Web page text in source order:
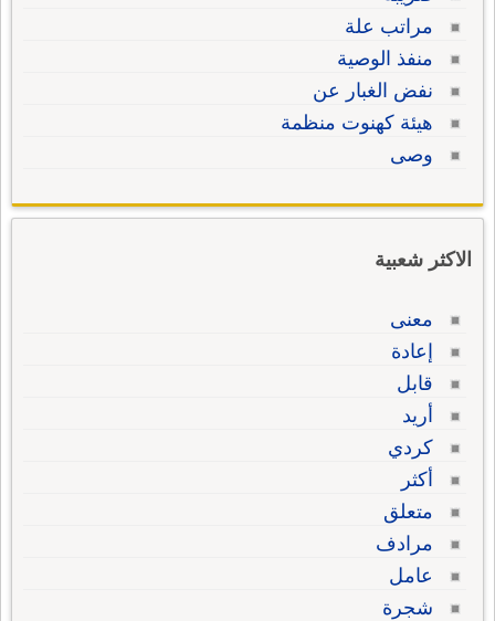
مراتب علة
منفذ الوصية
نفض الغبار عن
هيئة كهنوت منظمة
وصى
الاكثر شعبية
معنى
إعادة
قابل
أريد
كردي
أكثر
متعلق
مرادف
عامل
شجرة